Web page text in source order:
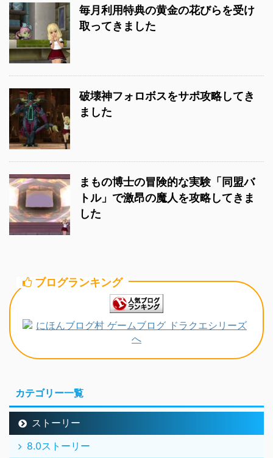
毎月利用特典の黄金の花びらを受け
取ってきました
破壊神フォロボスをサポ攻略してき
ました
まもの博士の冒険的な実験「同盟バ
トル」で激昂の魔人を攻略してきま
した
ブログランキング
カテゴリー一覧
ストーリー
8.0ストーリー